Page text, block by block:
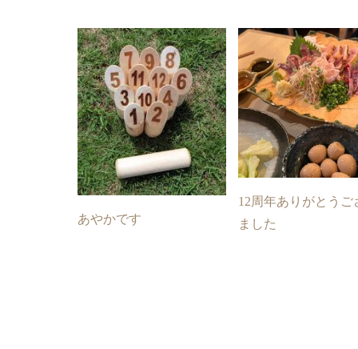
あやかです
12周年ありがとうご
ました